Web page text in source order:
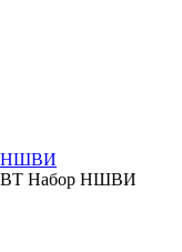
НШВИ
КВТ Набор НШВИ